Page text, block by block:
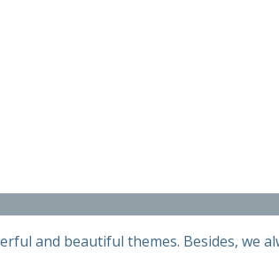
and beautiful themes. Besides, we